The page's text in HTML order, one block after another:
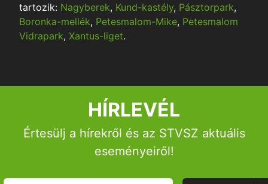
Táj
tartozik: Nagyberek, Kund-kastély, Pásztorpark,
Boronka-mellék, Petesmalom-Mike, Petesmalom
Vidrapark, Xantus-liget.
HÍRLEVÉL
Értesülj a hírekről és az STVSZ aktuális
eseményeiről!